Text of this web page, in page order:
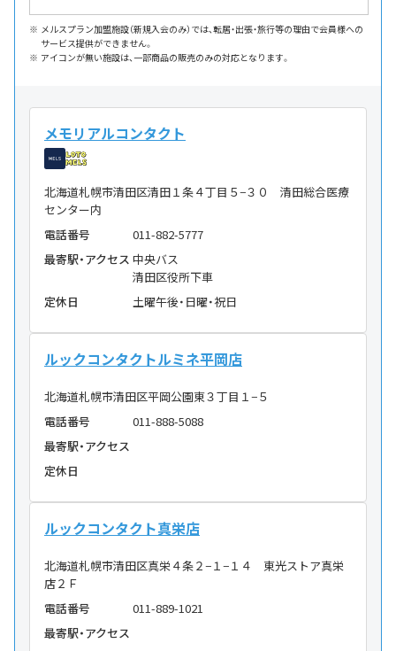
メルスプラン加盟施設（新規入会のみ）では、転居・出張・旅行等の理由で会員様への
サービス提供ができません。
アイコンが無い施設は、一部商品の販売のみの対応となります。
メモリアルコンタクト
北海道札幌市清田区清田１条４丁目５−３０ 清田総合医療
センター内
電話番号
011-882-5777
最寄駅・アクセス 中央バス
清田区役所下車
定休日
土曜午後・日曜・祝日
ルックコンタクトルミネ平岡店
北海道札幌市清田区平岡公園東３丁目１−５
電話番号
011-888-5088
最寄駅・アクセス
定休日
ルックコンタクト真栄店
北海道札幌市清田区真栄４条２−１−１４ 東光ストア真栄
店２Ｆ
電話番号
011-889-1021
最寄駅・アクセス